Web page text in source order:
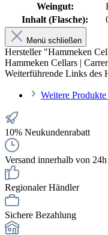
Weingut:
Inhalt (Flasche):
Menü schließen
Hersteller "Hammeken
Hammeken Cellars |
Weiterführende Links des
Weitere
10% Neukundenrabatt
Versand innerhalb von 24h
Regionaler Händler
Sichere Bezahlung